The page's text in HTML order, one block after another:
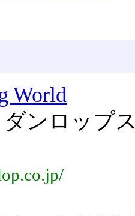
World
ンロップ